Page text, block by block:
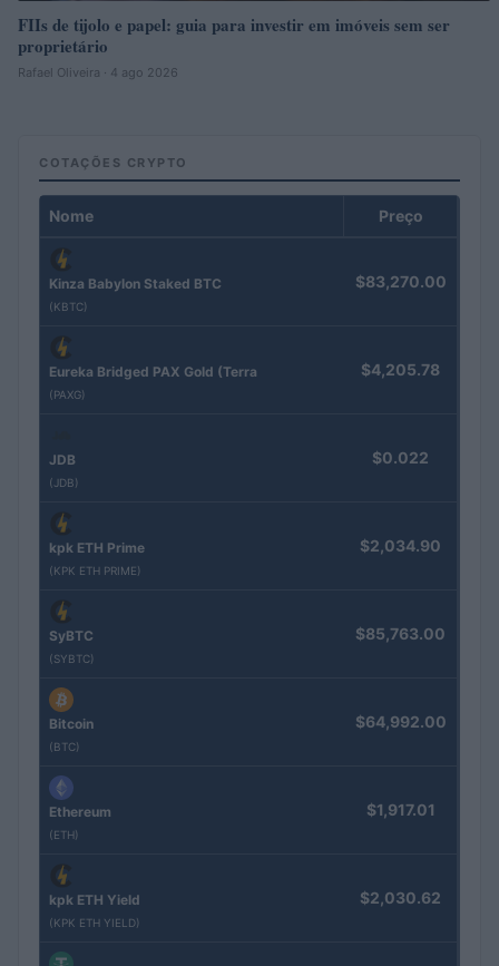
FIIs de tijolo e papel: guia para investir em imóveis sem ser
proprietário
Rafael Oliveira · 4 ago 2026
COTAÇÕES CRYPTO
Nome Preço
Kinza Babylon Staked BTC
(KBTC)
$83,270.00
Eureka Bridged PAX Gold (Terra
(PAXG)
$4,205.78
JDB
(JDB)
$0.022
kpk ETH Prime
(KPK ETH PRIME)
$2,034.90
SyBTC
(SYBTC)
$85,763.00
Bitcoin
(BTC)
$64,992.00
Ethereum
(ETH)
$1,917.01
kpk ETH Yield
(KPK ETH YIELD)
$2,030.62